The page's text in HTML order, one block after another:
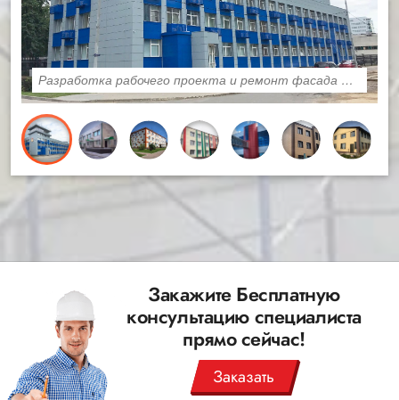
Разработка рабочего проекта и ремонт фасада ФАУ ЦСКА
Закажите Бесплатную
консультацию специалиста
прямо сейчас!
Заказать